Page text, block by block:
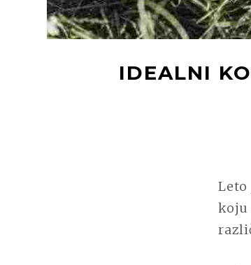
IDEALNI
Leto
koju